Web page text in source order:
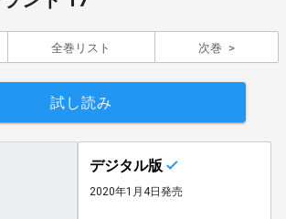
全巻リスト 次巻
試し読み
デジタル版
2020年1月4日発売